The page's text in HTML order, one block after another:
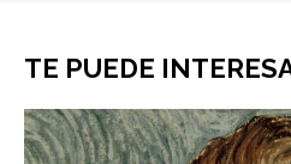
TE PUEDE